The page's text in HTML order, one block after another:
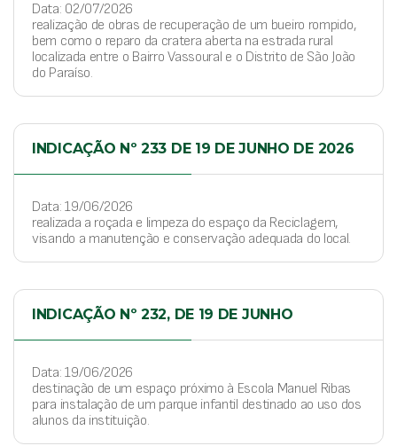
Data: 02/07/2026
realização de obras de recuperação de um bueiro rompido,
bem como o reparo da cratera aberta na estrada rural
localizada entre o Bairro Vassoural e o Distrito de São João
do Paraíso.
INDICAÇÃO Nº 233 DE 19 DE JUNHO DE 2026
Data: 19/06/2026
realizada a roçada e limpeza do espaço da Reciclagem,
visando a manutenção e conservação adequada do local.
INDICAÇÃO Nº 232, DE 19 DE JUNHO
Data: 19/06/2026
destinação de um espaço próximo à Escola Manuel Ribas
para instalação de um parque infantil destinado ao uso dos
alunos da instituição.